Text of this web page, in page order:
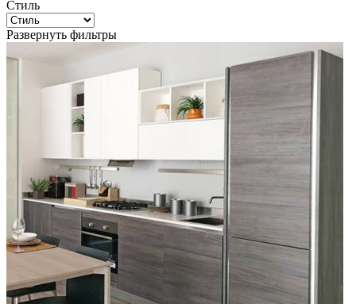
Стиль
Развернуть фильтры